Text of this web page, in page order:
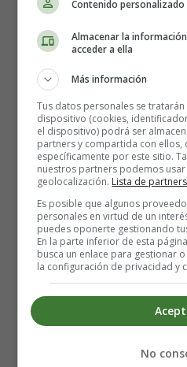
Dirección:Wes Ball
Reparto:Dylan O'Brien,
Poulter, Thomas Brodie-
Nacionalidades: USA
Fecha de estreno: 19-09-2014
Contenido personalizado
Almacenar la
acceder a ella
Más información
Tus datos personales se
dispositivo (cookies,
el dispositivo) podrá ser
partners y compartida con ellos,
específicamente por este sitio.
nuestros partners podemos
geolocalización. Lista de partners
Es posible que algunos
personales en virtud de un
puedes oponerte gestionando
En la parte inferior de esta
busca un enlace para gestionar
la configuración de privacidad y
No